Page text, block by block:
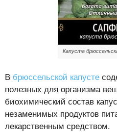
Капуста
В брюссельской капусте
полезных для организма
биохимический состав
незаменимых продуктов
лекарственным средством.